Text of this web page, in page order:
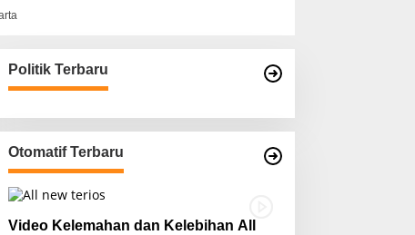
Politik Terbaru
Otomatif Terbaru
Video Kelemahan dan Kelebihan All